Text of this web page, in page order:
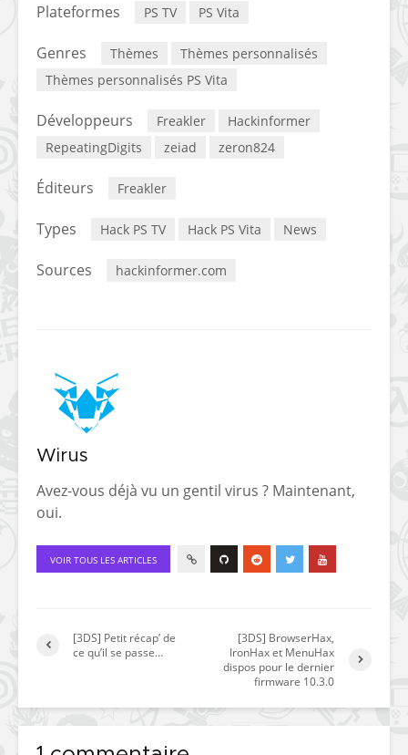
Plateformes PS TV PS Vita
Genres Thèmes
Thèmes personnalisés
Thèmes personnalisés PS Vita
Développeurs Freakler
Hackinformer
RepeatingDigits
zeiad zeron824
Éditeurs Freakler
Types Hack PS TV Hack PS Vita News
Sources hackinformer.com
Wirus
Avez-vous déjà vu un gentil virus ? Maintenant,
oui.
VOIR TOUS LES ARTICLES
[3DS] Petit récap’ de
ce qu’il se passe…
[3DS] BrowserHax,
IronHax et MenuHax
dispos pour le dernier
firmware 10.3.0